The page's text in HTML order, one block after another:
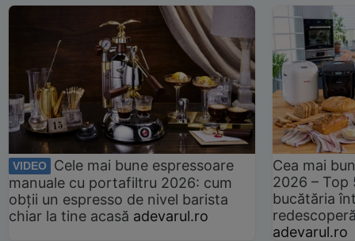
VIDEO
Cele mai bune espressoare
manuale cu portafiltru 2026: cum
obții un espresso de nivel barista
chiar la tine acasă adevarul.ro
Cea mai
2026 –
bucătăria
adevarul.ro